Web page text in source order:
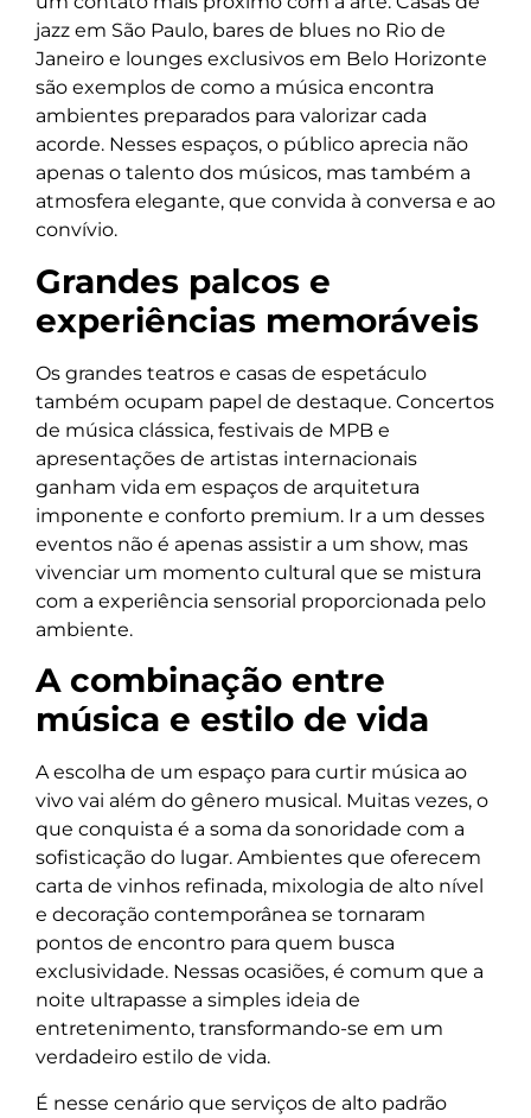
jazz em São Paulo, bares de blues no Rio de
Janeiro e lounges exclusivos em Belo Horizonte
são exemplos de como a música encontra
ambientes preparados para valorizar cada
acorde. Nesses espaços, o público aprecia não
apenas o talento dos músicos, mas também a
atmosfera elegante, que convida à conversa e ao
convívio.
Grandes palcos e
experiências memoráveis
Os grandes teatros e casas de espetáculo
também ocupam papel de destaque. Concertos
de música clássica, festivais de MPB e
apresentações de artistas internacionais
ganham vida em espaços de arquitetura
imponente e conforto premium. Ir a um desses
eventos não é apenas assistir a um show, mas
vivenciar um momento cultural que se mistura
com a experiência sensorial proporcionada pelo
ambiente.
A combinação entre
música e estilo de vida
A escolha de um espaço para curtir música ao
vivo vai além do gênero musical. Muitas vezes, o
que conquista é a soma da sonoridade com a
sofisticação do lugar. Ambientes que oferecem
carta de vinhos refinada, mixologia de alto nível
e decoração contemporânea se tornaram
pontos de encontro para quem busca
exclusividade. Nessas ocasiões, é comum que a
noite ultrapasse a simples ideia de
entretenimento, transformando-se em um
verdadeiro estilo de vida.
É nesse cenário que serviços de alto padrão